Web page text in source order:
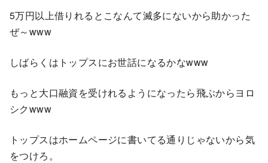
5万円以上借りれるとこなんて滅多にないから助かった
ぜ～www
しばらくはトップスにお世話になるかなwww
もっと大口融資を受けれるようになったら飛ぶからヨロ
シクwww
トップスはホームページに書いてる通りじゃないから気
をつけろ。